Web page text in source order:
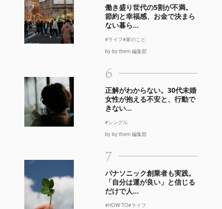
働き盛り世代の5割が不満。
節約と幸福感、お金で決まら
ない暮ら...
#ライフ#家のこと
by by them 編集部
6
正解がわからない。30代未婚
女性が抱える不安と、行動で
きない...
#シングル
by by them 編集部
7
パナソニック創業者も実践。
「自分は運が良い」と信じる
だけで人...
#HOW TO#ライフ